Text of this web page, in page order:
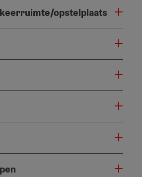
opstelplaats